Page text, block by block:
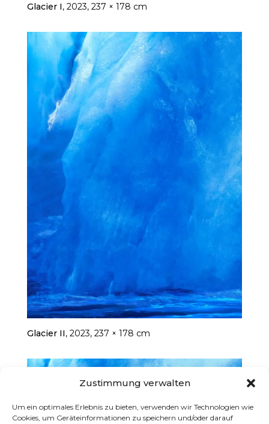
Zustimmung verwalten
Um ein optimales Erlebnis zu bieten, verwenden wir Technologien wie
Cookies, um Geräteinformationen zu speichern und/oder darauf
Glacier I, 2023, 237 × 178 cm
Glacier II, 2023, 237 × 178 cm